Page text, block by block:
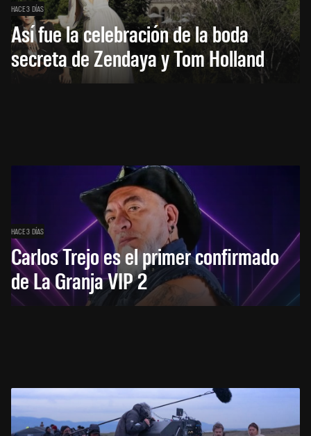
HACE 3 DÍAS
Así fue la celebración de la boda
secreta de Zendaya y Tom Holland
HACE 3 DÍAS
Carlos Trejo es el primer confirmado
de La Granja VIP 2